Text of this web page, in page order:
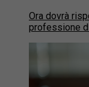
Ora dovrà
professione